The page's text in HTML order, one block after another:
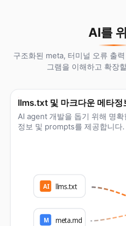
AI를
구조화된 meta, 터미널 오류 출
그램을 이해하고 확장
llms.txt 및 마크다운 메타정
AI agent 개발을 돕기 위해 명
정보 및 prompts를 제공합니다.
AI llms.txt
M meta.md